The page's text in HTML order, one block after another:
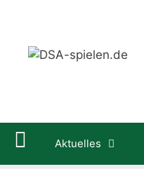
springen
Aktuelles